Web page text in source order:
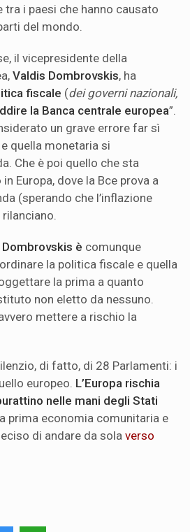
tra i paesi che hanno causato
del mondo.
il vicepresidente della
Valdis Dombrovskis, ha
fiscale (dei governi nazionali,
la Banca centrale europea”.
un grave errore far sì
quella monetaria si
Che è poi quello che sta
Europa, dove la Bce prova a
(sperando che l’inflazione
è comunque
la politica fiscale e quella
la prima a quanto
non eletto da nessuno.
mettere a rischio la
di fatto, di 28 Parlamenti: i
europeo. L’Europa rischia
nelle mani degli Stati
prima economia comunitaria e
di andare da sola verso